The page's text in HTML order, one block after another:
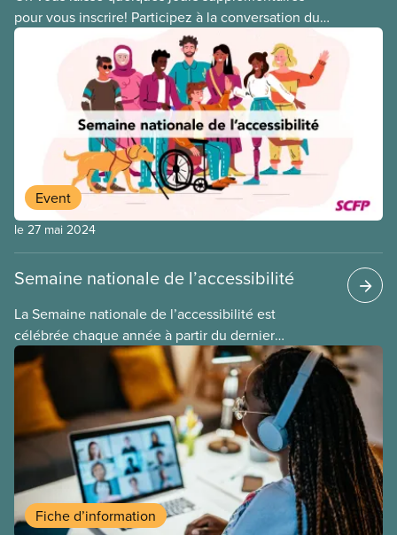
pour vous inscrire! Participez à la conversation du
SCFP pour faire avancer le mouvement antiraciste.
Inscrivez-vous avant le 27 avril à cette importante
rencontre virtuelle.
Event
le 27 mai 2024
Semaine nationale de l’accessibilité
La Semaine nationale de l’accessibilité est
célébrée chaque année à partir du dernier
dimanche de mai. C’est l’occasion de célébrer la
contribution des personnes en situation de
handicap à la société canadienne et de promouvoir
les efforts déployés pour accroître l’accessibilité et
l’inclusion dans les communautés et les milieux
de travail.
Fiche d’information